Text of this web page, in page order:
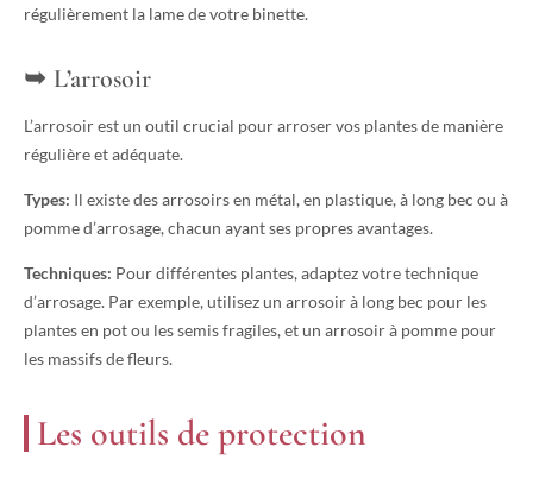
régulièrement la lame de votre binette.
L’arrosoir
L’arrosoir est un outil crucial pour arroser vos plantes de manière
régulière et adéquate.
Types: Il existe des arrosoirs en métal, en plastique, à long bec ou à
pomme d’arrosage, chacun ayant ses propres avantages.
Techniques: Pour différentes plantes, adaptez votre technique
d’arrosage. Par exemple, utilisez un arrosoir à long bec pour les
plantes en pot ou les semis fragiles, et un arrosoir à pomme pour
les massifs de fleurs.
Les outils de protection